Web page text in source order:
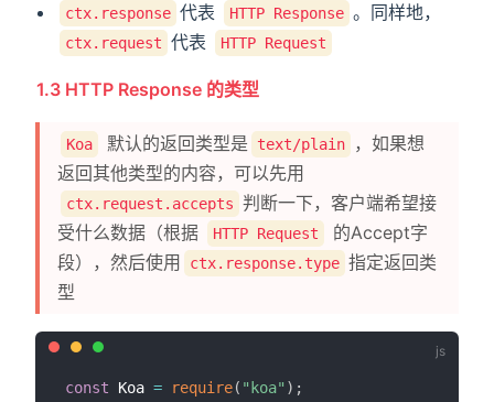
ctx.response 代表 HTTP Response 。同样地，
ctx.request 代表 HTTP Request
1.3 HTTP Response 的类型
Koa 默认的返回类型是 text/plain
，如果想
返回其他类型的内容，可以先用
ctx.request.accepts 判断一下，客户端希望接
受什么数据（根据
HTTP Request
的Accept字
段），然后使用
ctx.response.type 指定返回类
型
const Koa = require( "koa" ) ;